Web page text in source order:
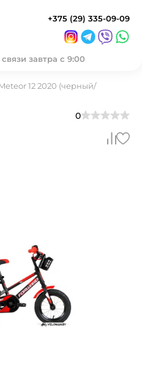
+375 (29) 335-09-09
завтра с 9:00
12 2020 (черный/
0